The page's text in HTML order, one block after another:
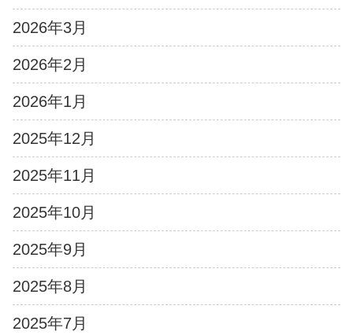
2026年3月
2026年2月
2026年1月
2025年12月
2025年11月
2025年10月
2025年9月
2025年8月
2025年7月